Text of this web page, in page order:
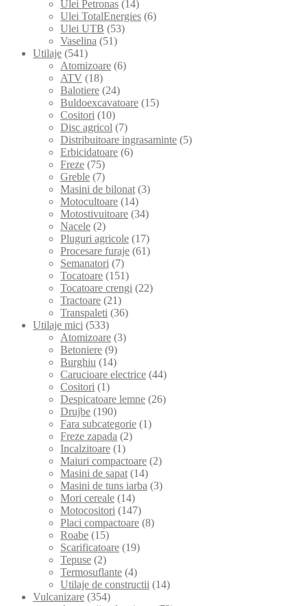
Ulei Petronas (14)
Ulei TotalEnergies (6)
Ulei UTB (53)
Vaselina (51)
Utilaje (541)
Atomizoare (6)
ATV (18)
Balotiere (24)
Buldoexcavatoare (15)
Cositori (10)
Disc agricol (7)
Distribuitoare ingrasaminte (5)
Erbicidatoare (6)
Freze (75)
Greble (7)
Masini de bilonat (3)
Motocultoare (14)
Motostivuitoare (34)
Nacele (2)
Pluguri agricole (17)
Procesare furaje (61)
Semanatori (7)
Tocatoare (151)
Tocatoare crengi (22)
Tractoare (21)
Transpaleti (36)
Utilaje mici (533)
Atomizoare (3)
Betoniere (9)
Burghiu (14)
Carucioare electrice (44)
Cositori (1)
Despicatoare lemne (26)
Drujbe (190)
Fara subcategorie (1)
Freze zapada (2)
Incalzitoare (1)
Maiuri compactoare (2)
Masini de sapat (14)
Masini de tuns iarba (3)
Mori cereale (14)
Motocositori (147)
Placi compactoare (8)
Roabe (15)
Scarificatoare (19)
Tepuse (2)
Termosuflante (4)
Utilaje de constructii (14)
Vulcanizare (354)